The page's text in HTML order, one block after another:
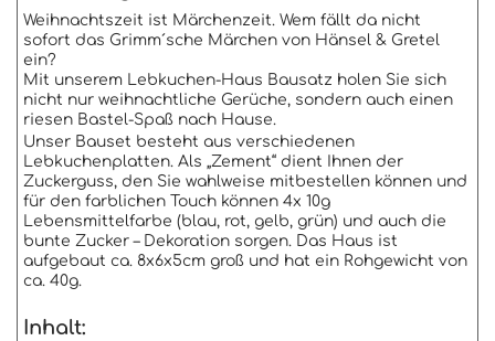
Weihnachtszeit ist Märchenzeit. Wem fällt da nicht
sofort das Grimm´sche Märchen von Hänsel & Gretel
ein?
Mit unserem Lebkuchen-Haus Bausatz holen Sie sich
nicht nur weihnachtliche Gerüche, sondern auch einen
riesen Bastel-Spaß nach Hause.
Unser Bauset besteht aus verschiedenen
Lebkuchenplatten. Als „Zement“ dient Ihnen der
Zuckerguss, den Sie wahlweise mitbestellen können und
für den farblichen Touch können 4x 10g
Lebensmittelfarbe (blau, rot, gelb, grün) und auch die
bunte Zucker – Dekoration sorgen. Das Haus ist
aufgebaut ca. 8x6x5cm groß und hat ein Rohgewicht von
ca. 40g.
Inhalt: